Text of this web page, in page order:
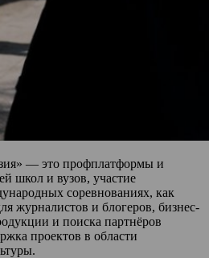
— это профплатформы и
школ и вузов, участие
соревнованиях, как
журналистов и блогеров, бизнес-
и поиска партнёров
проектов в области